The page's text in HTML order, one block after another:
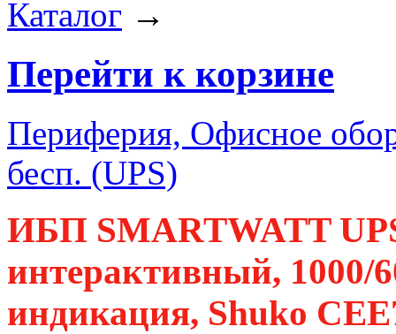
Каталог →
Перейти к корзине
Периферия, Офисное
бесп. (UPS)
ИБП SMARTWATT
интерактивный,
индикация, Shuko